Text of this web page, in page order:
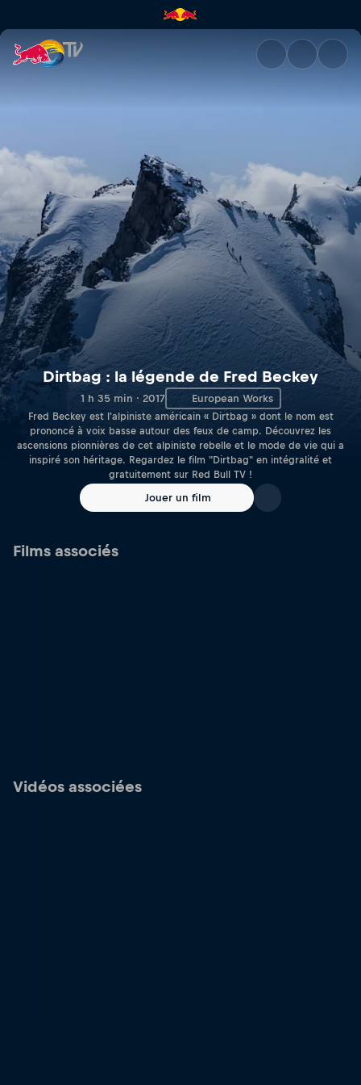
Dirtbag : la légende de Fred
Dirtbag : la légende de Fred Beckey
1 h 35 min · 2017 European Works
Fred Beckey est l'alpiniste américain « Dirtbag » dont le nom est
prononcé à voix basse autour des feux de camp. Découvrez les
ascensions pionnières de cet alpiniste rebelle et le mode de vie qui a
inspiré son héritage. Regardez le film "Dirtbag" en intégralité et
gratuitement sur Red Bull TV !
Jouer un film
Films associés
Vidéos associées